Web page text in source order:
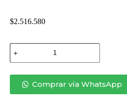
$2.516.580
POLTRONA
XANGAI
cantidad
Comprar vía WhatsApp